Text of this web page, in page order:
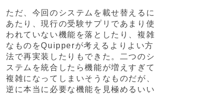
ただ、今回のシステムを載せ替えるに
あたり、現行の受験サプリであまり使
われていない機能を落としたり、複雑
なものをQuipperが考えるよりよい方
法で再実装したりもできた。二つのシ
ステムを統合したら機能が増えすぎて
複雑になってしまいそうなものだが、
逆に本当に必要な機能を見極めるいい